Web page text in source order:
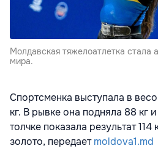
Молдавская тяжелоатлетка стала
мира.
Спортсменка выступала в
кг. В рывке она подняла 88 кг
толчке показала результат
золото, передаетmoldova1.md